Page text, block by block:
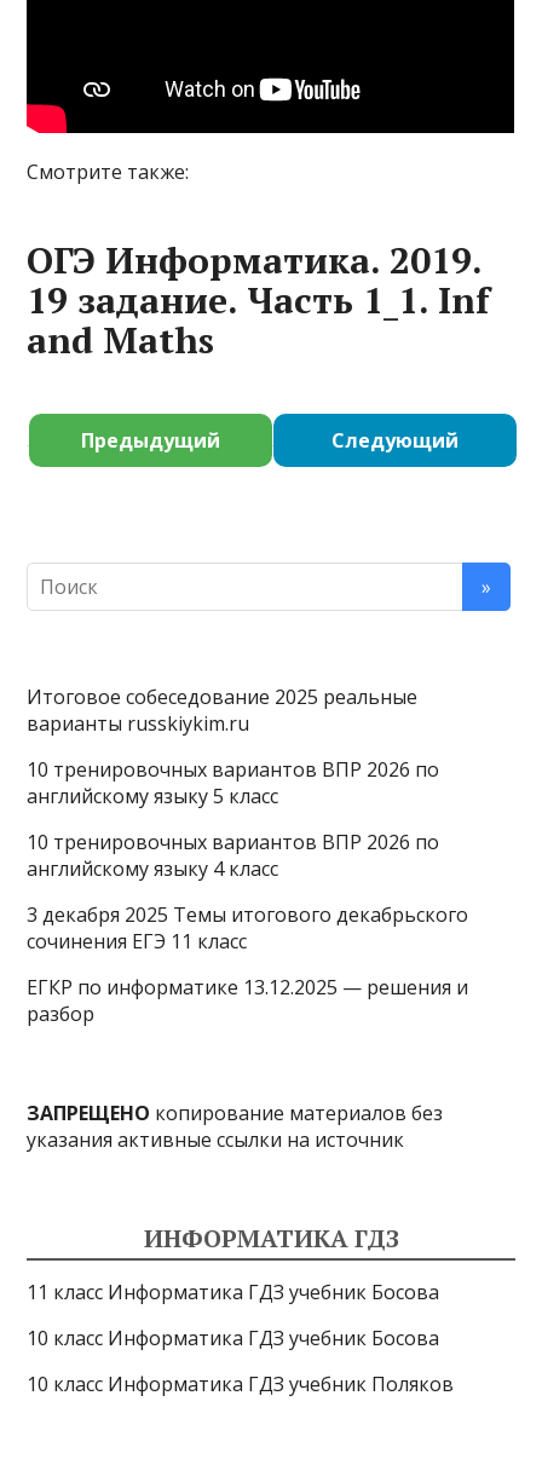
Смотрите также:
ОГЭ Информатика. 2019.
19 задание. Часть 1_1. Inf
and Maths
Предыдущий Следующий
Итоговое собеседование 2025 реальные
варианты russkiykim.ru
10 тренировочных вариантов ВПР 2026 по
английскому языку 5 класс
10 тренировочных вариантов ВПР 2026 по
английскому языку 4 класс
3 декабря 2025 Темы итогового декабрьского
сочинения ЕГЭ 11 класс
ЕГКР по информатике 13.12.2025 — решения и
разбор
ЗАПРЕЩЕНО копирование материалов без
указания активные ссылки на источник
ИНФОРМАТИКА ГДЗ
11 класс Информатика ГДЗ учебник Босова
10 класс Информатика ГДЗ учебник Босова
10 класс Информатика ГДЗ учебник Поляков